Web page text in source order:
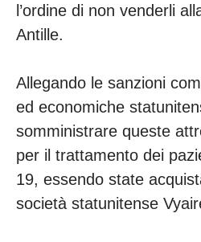
l’ordine di non venderli
Antille.
Allegando le sanzioni
ed economiche
somministrare queste
per il trattamento dei
19, essendo state
società statunitense